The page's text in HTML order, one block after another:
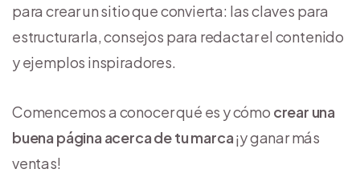
para crear un sitio que convierta: las claves para
estructurarla, consejos para redactar el contenido
y ejemplos inspiradores.
Comencemos a conocer qué es y cómo crear una
buena página acerca de tu marca¡y ganar más
ventas!